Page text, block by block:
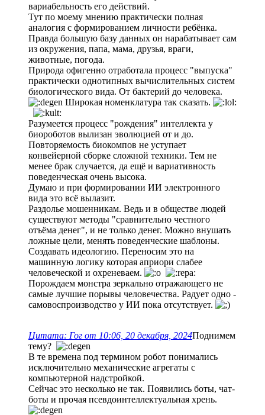
вариабельность его действий.
Тут по моему мнению практически полная
аналогия с формированием личности ребёнка.
Правда большую базу данных он нарабатывает сам
из окружения, папа, мама, друзья, враги,
животные, погода.
Природа офигенно отработала процесс "выпуска"
практически однотипных вычислительных систем
биологического вида. От бактерий до человека.
Широкая номенклатура так сказать.
Разумеется процесс "рождения" интеллекта у
биороботов вылизан эволюцией от и до.
Повторяемость биокомпов не уступает
конвейерной сборке сложной техники. Тем не
менее брак случается, да ещё и вариативность
поведенческая очень высока.
Думаю и при формировании ИИ электронного
вида это всё вылазит.
Раздолье мошенникам. Ведь и в обществе людей
существуют методы "сравнительно честного
отъёма денег", и не только денег. Можно внушать
ложные цели, менять поведенческие шаблоны.
Создавать идеологию. Переносим это на
машинную логику которая априори слабее
человеческой и охреневаем.
Порождаем монстра зеркально отражающего не
самые лучшие порывы человечества. Радует одно -
самовоспроизводство у ИИ пока отсутствует.
Цитата: Гог от 10:06, 20 декабря, 2024Поднимем
тему?
В те времена под термином робот понимались
исключительно механические агрегаты с
компьютерной надстройкой.
Сейчас это несколько не так. Появились боты, чат-
боты и прочая псевдоинтеллектуальная хрень.